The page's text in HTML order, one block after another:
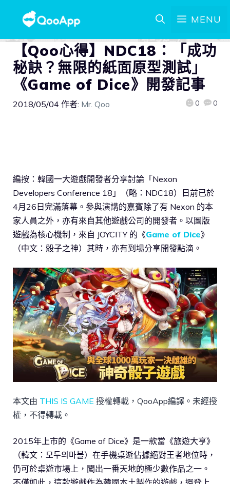
MENU
【Qoo心得】NDC18：「成功
秘訣？無限的紙面原型測試」
《Game of Dice》開發記事
2018/05/04 作者: Mr. Qoo 0 0
編按：韓國一大遊戲開發者分享討論「Nexon
Developers Conference 18」（略：NDC18）日前已於
4月26日完滿落幕。參與演講的嘉賓除了有 Nexon 的本
家人員之外，亦有來自其他遊戲公司的開發者。以圖版
遊戲為核心機制，來自 JOYCITY 的《Game of Dice》
（中文：骰子之神）其時，亦有到場分享開發點滴。
本文由 THIS IS GAME 授權轉載，QooApp編譯。未經授
權，不得轉載。
2015年上市的《Game of Dice》是一款當《旅遊大亨》
（韓文：모두의마블）在手機桌遊佔據絕對王者地位時，
仍可於桌遊市場上，闖出一番天地的極少數作品之一。